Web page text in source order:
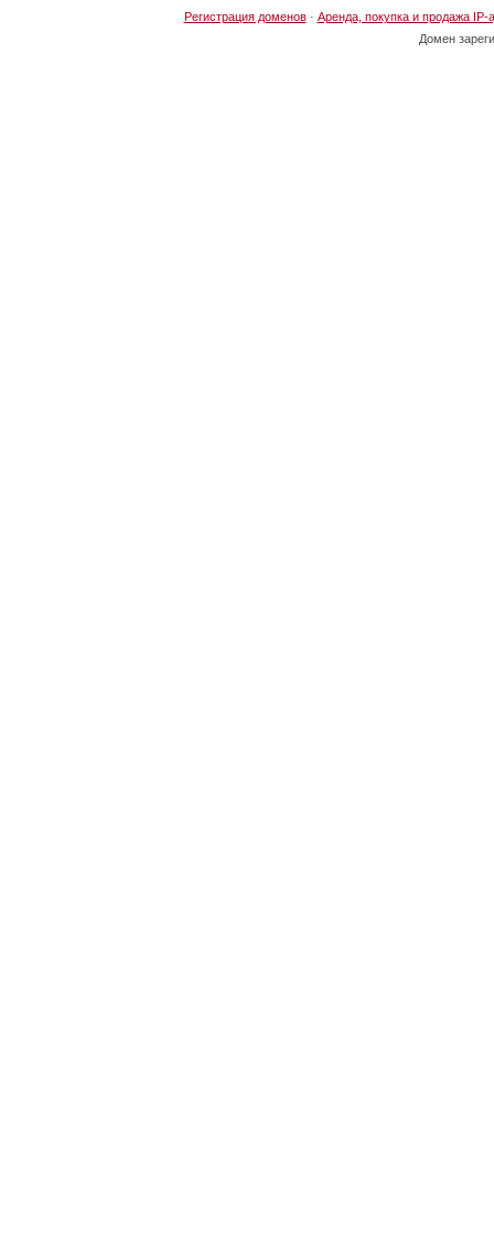
Регистрация доменов· Аренда, покупка и продажа IP-
Домен